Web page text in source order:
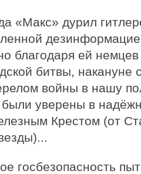
«Макс» дурил
благодаря ей
битвы, накануне
войны в нашу
уверены в
Крестом (от
госбезопасность